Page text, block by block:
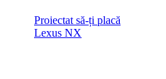
Proiectat să-ți placă
Lexus NX